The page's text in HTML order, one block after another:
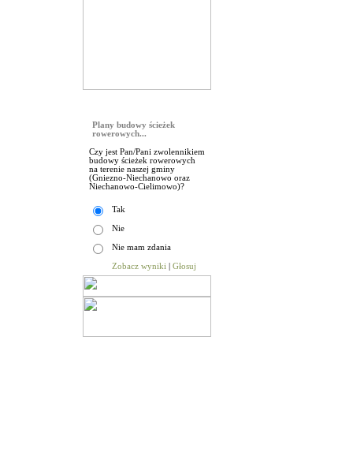
Plany budowy ścieżek
rowerowych...
Czy jest Pan/Pani zwolennikiem
budowy ścieżek rowerowych
na terenie naszej gminy
(Gniezno-Niechanowo oraz
Niechanowo-Cielimowo)?
Tak
Nie
Nie mam zdania
Zobacz wyniki Głosuj